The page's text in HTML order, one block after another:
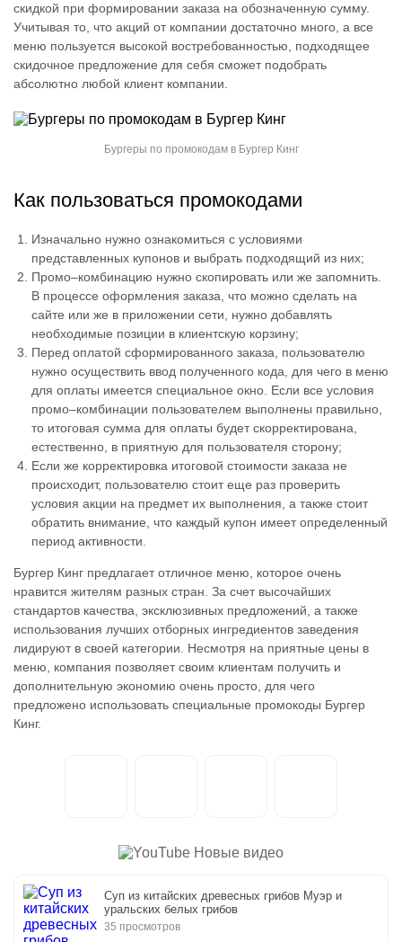
скидкой при формировании заказа на обозначенную сумму.
Учитывая то, что акций от компании достаточно много, а все
меню пользуется высокой востребованностью, подходящее
скидочное предложение для себя сможет подобрать
абсолютно любой клиент компании.
Бургеры по промокодам в Бургер Кинг
Как пользоваться промокодами
Изначально нужно ознакомиться с условиями
представленных купонов и выбрать подходящий из них;
Промо–комбинацию нужно скопировать или же запомнить.
В процессе оформления заказа, что можно сделать на
сайте или же в приложении сети, нужно добавлять
необходимые позиции в клиентскую корзину;
Перед оплатой сформированного заказа, пользователю
нужно осуществить ввод полученного кода, для чего в меню
для оплаты имеется специальное окно. Если все условия
промо–комбинации пользователем выполнены правильно,
то итоговая сумма для оплаты будет скорректирована,
естественно, в приятную для пользователя сторону;
Если же корректировка итоговой стоимости заказа не
происходит, пользователю стоит еще раз проверить
условия акции на предмет их выполнения, а также стоит
обратить внимание, что каждый купон имеет определенный
период активности.
Бургер Кинг предлагает отличное меню, которое очень
нравится жителям разных стран. За счет высочайших
стандартов качества, эксклюзивных предложений, а также
использования лучших отборных ингредиентов заведения
лидируют в своей категории. Несмотря на приятные цены в
меню, компания позволяет своим клиентам получить и
дополнительную экономию очень просто, для чего
предложено использовать специальные промокоды Бургер
Кинг.
Новые видео
Суп из китайских древесных грибов Муэр и
уральских белых грибов
35 просмотров